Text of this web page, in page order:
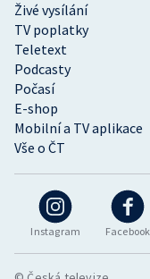
Instagram Facebook
Živé vysílání
TV poplatky
Teletext
Podcasty
Počasí
E-shop
Mobilní a TV aplikace
Vše o ČT